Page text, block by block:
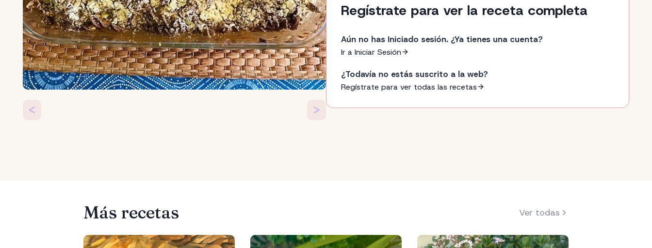
< >
Regístrate para ver la receta completa
Aún no has Iniciado sesión. ¿Ya tienes una cuenta?
Ir a Iniciar Sesión
¿Todavía no estás suscrito a la web?
Regístrate para ver todas las recetas
Más recetas Ver todas